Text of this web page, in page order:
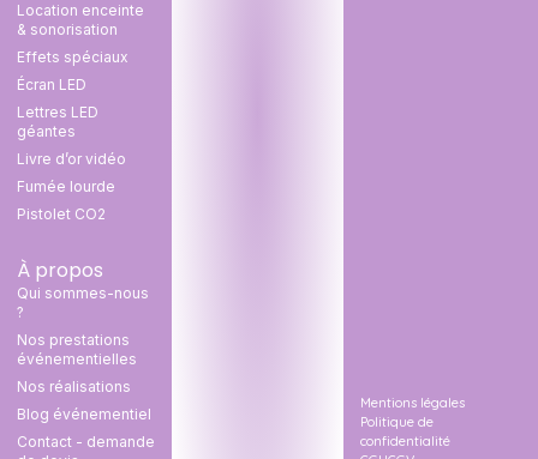
Location enceinte
& sonorisation
Effets spéciaux
Écran LED
Lettres LED
géantes
Livre d’or vidéo
Fumée lourde
Pistolet CO2
À propos
Qui sommes-nous
?
Nos prestations
événementielles
Nos réalisations
Blog événementiel
Contact - demande
Mentions légales
Politique de
confidentialité